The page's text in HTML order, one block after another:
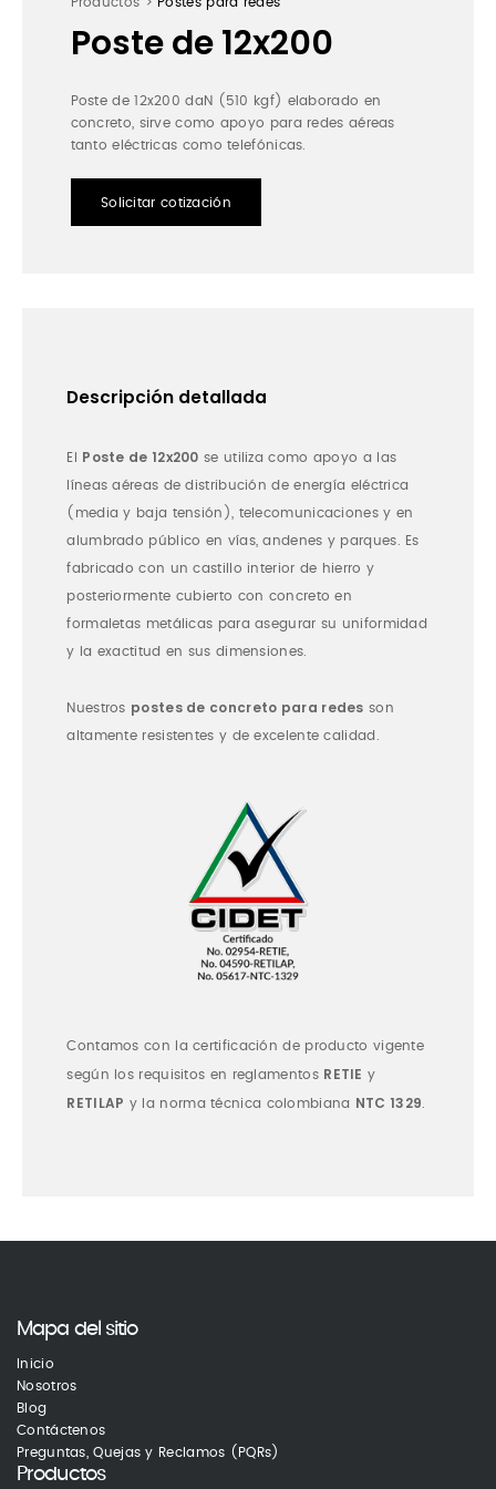
Poste de 12x200
Poste de 12x200 daN (510 kgf) elaborado en
concreto, sirve como apoyo para redes aéreas
tanto eléctricas como telefónicas.
Solicitar cotización
Descripción detallada
El Poste de 12x200 se utiliza como apoyo a las
líneas aéreas de distribución de energía eléctrica
(media y baja tensión), telecomunicaciones y en
alumbrado público en vías, andenes y parques. Es
fabricado con un castillo interior de hierro y
posteriormente cubierto con concreto en
formaletas metálicas para asegurar su uniformidad
y la exactitud en sus dimensiones.
Nuestros postes de concreto para redes son
altamente resistentes y de excelente calidad.
Contamos con la certificación de producto vigente
según los requisitos en reglamentos RETIE y
RETILAP y la norma técnica colombiana NTC 1329
Mapa del sitio
Inicio
Nosotros
Blog
Contáctenos
Preguntas, Quejas y Reclamos (PQRs)
Productos